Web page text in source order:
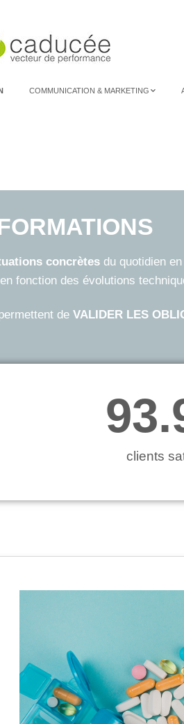
COMMUNICATION & MARKETING
concrètesdu quotidien
en fonction des évolutions
de VALIDER LES
clients